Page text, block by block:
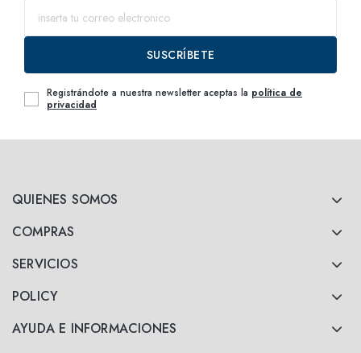
QUIENES SOMOS
COMPRAS
SERVICIOS
POLICY
AYUDA E INFORMACIONES
SUSCRÍBETE
Registrándote a nuestra newsletter aceptas la política de
privacidad